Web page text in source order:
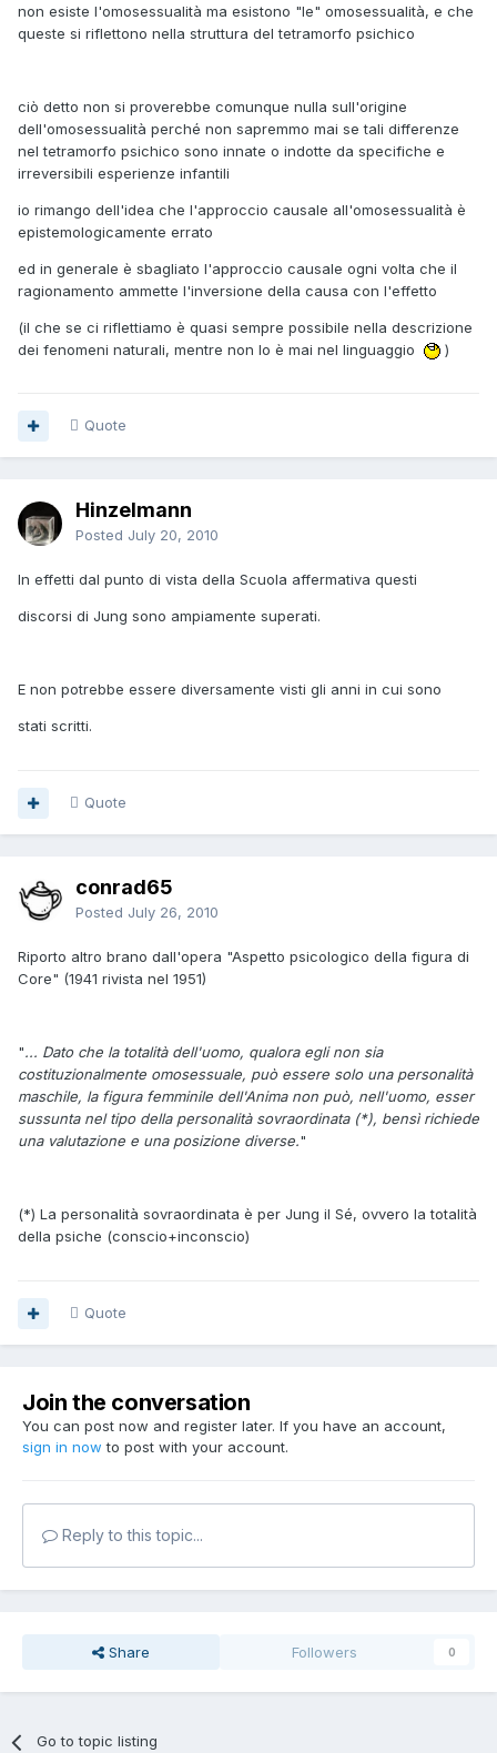
non esiste l'omosessualità ma esistono "le" omosessualità, e che
queste si riflettono nella struttura del tetramorfo psichico
ciò detto non si proverebbe comunque nulla sull'origine
dell'omosessualità perché non sapremmo mai se tali differenze
nel tetramorfo psichico sono innate o indotte da specifiche e
irreversibili esperienze infantili
io rimango dell'idea che l'approccio causale all'omosessualità è
epistemologicamente errato
ed in generale è sbagliato l'approccio causale ogni volta che il
ragionamento ammette l'inversione della causa con l'effetto
(il che se ci riflettiamo è quasi sempre possibile nella descrizione
dei fenomeni naturali, mentre non lo è mai nel linguaggio
)
Quote
Hinzelmann
Posted July 20, 2010
In effetti dal punto di vista della Scuola affermativa questi
discorsi di Jung sono ampiamente superati.
E non potrebbe essere diversamente visti gli anni in cui sono
stati scritti.
Quote
conrad65
Posted July 26, 2010
Riporto altro brano dall'opera "Aspetto psicologico della figura di
Core" (1941 rivista nel 1951)
"... Dato che la totalità dell'uomo, qualora egli non sia
costituzionalmente omosessuale, può essere solo una personalità
maschile, la figura femminile dell'Anima non può, nell'uomo, esser
sussunta nel tipo della personalità sovraordinata (*), bensì richiede
una valutazione e una posizione diverse."
(*) La personalità sovraordinata è per Jung il Sé, ovvero la totalità
della psiche (conscio+inconscio)
Quote
Join the conversation
You can post now and register later. If you have an account,
sign in now to post with your account.
Reply to this topic...
Share Followers 0
Go to topic listing